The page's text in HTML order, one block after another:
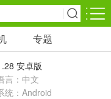
安卓应用
专题
安卓版
言：中文
统：Android